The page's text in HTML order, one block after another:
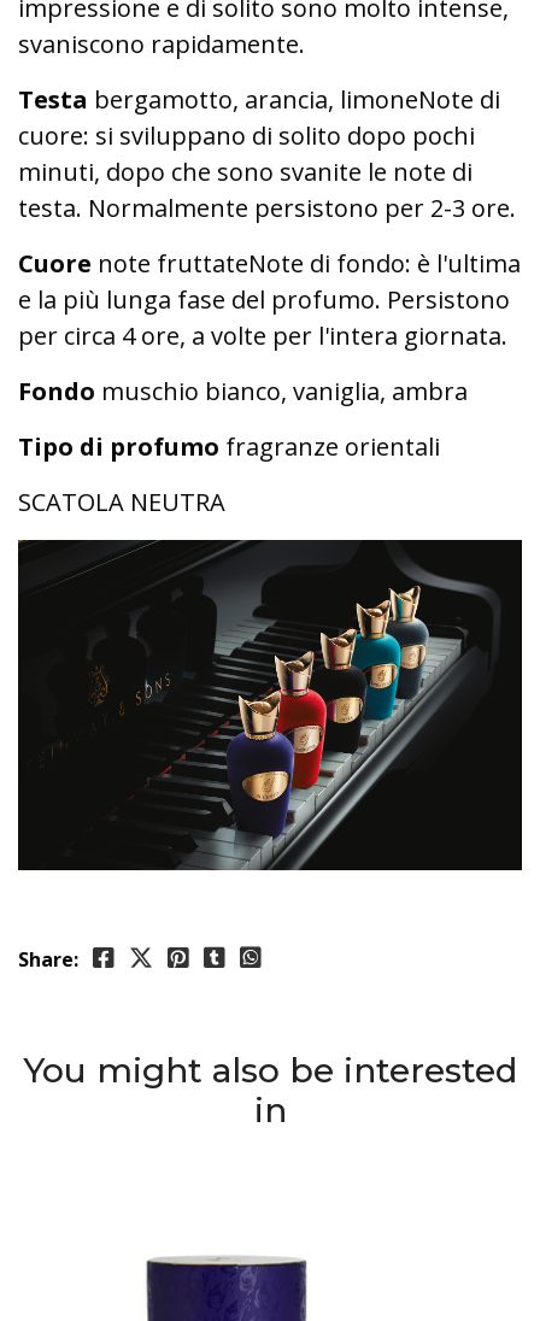
impressione e di solito sono molto intense,
svaniscono rapidamente.
Testa bergamotto, arancia, limoneNote di
cuore: si sviluppano di solito dopo pochi
minuti, dopo che sono svanite le note di
testa. Normalmente persistono per 2-3 ore.
Cuore note fruttateNote di fondo: è l'ultima
e la più lunga fase del profumo. Persistono
per circa 4 ore, a volte per l'intera giornata.
Fondo muschio bianco, vaniglia, ambra
Tipo di profumo fragranze orientali
SCATOLA NEUTRA
Share:
You might also be interested
in